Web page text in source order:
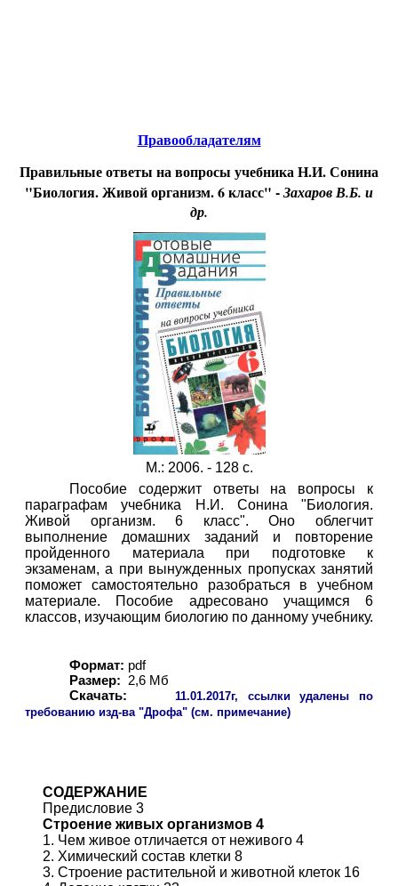
Правообладателям
Правильные ответы на вопросы учебника Н.И. Сонина
"Биология. Живой организм. 6 класс" -Захаров В.Б. и
др.
М.: 2006. - 128 с.
Пособие содержит ответы на вопросы к
параграфам учебника Н.И. Сонина "Биология.
Живой организм. 6 класс". Оно облегчит
выполнение домашних заданий и повторение
пройденного материала при подготовке к
экзаменам, а при вынужденных пропусках занятий
поможет самостоятельно разобраться в учебном
материале. Пособие адресовано учащимся 6
классов, изучающим биологию по данному учебнику.
Формат: pdf
Размер:
2,6 Мб
Скачать:
11.01.2017г, ссылки удалены по
требованию изд-ва "Дрофа" (см. примечание)
СОДЕРЖАНИЕ
Предисловие 3
Строение живых организмов 4
1. Чем живое отличается от неживого 4
2. Химический состав клетки 8
3. Строение растительной и животной клеток 16